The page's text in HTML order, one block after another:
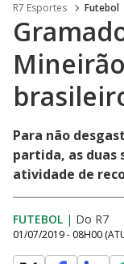
R7 Esportes Futebol
Para não
partida, as duas
atividade de
FUTEBOL | Do R7
01/07/2019 - 08H00